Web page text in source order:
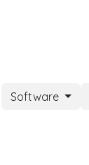
Software